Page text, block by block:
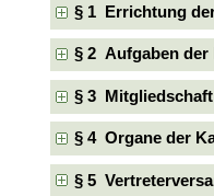
§ 1 Errichtung
§ 2 Aufgaben der
§ 3 Mitgliedschaft
§ 4 Organe der
§ 5